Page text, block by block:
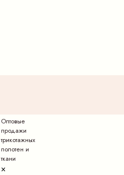
Оптовые
продажи
трикотажных
полотен и
ткани
×